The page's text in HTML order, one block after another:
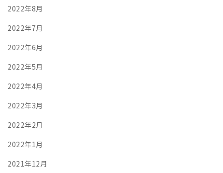
2022年8月
2022年7月
2022年6月
2022年5月
2022年4月
2022年3月
2022年2月
2022年1月
2021年12月